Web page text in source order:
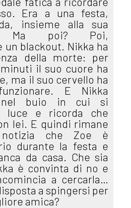
Era a una festa,
insieme alla sua
Ma poi? Poi,
blackout. Nikka ha
della morte: per
il suo cuore ha
ma il suo cervello ha
E Nikka
buio in cui si
luce e ricorda che
lei. E quindi rimane
notizia che Zoe è
durante la festa e
da casa. Che sia
è convinta di no e
a cercarla…
a spingersi per
amica?